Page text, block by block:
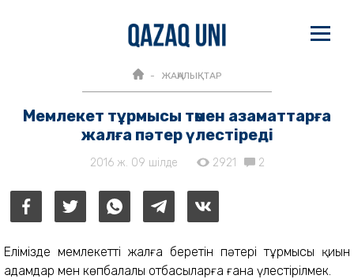
ЖАҢАЛЫҚТАР
Мемлекет тұрмысы төмен азаматтарға
жалға пәтер үлестіреді
2016 ж. 09 шілде 2921 2
Елімізде мемлекеттің жалға беретін пәтері тұрмысы қиын
адамдар мен көпбалалы отбасыларға ғана үлестірілмек.